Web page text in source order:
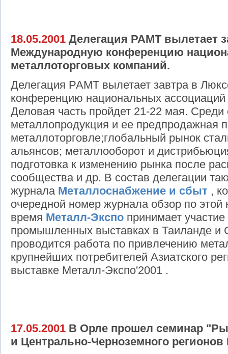
18.05.2001 Делегация РАМТ вылетает
Международную конференцию
металлоторговых компаний.
Делегация РАМТ вылетает завтра в
конференцию национальных
Деловая часть пройдет 21-22 мая.
металлопродукция и ее предпродажная
металлоторговле;глобальный рынок
альянсов; металлооборот и
подготовка к изменению рынка после
сообщества и др. В состав делегации
журнала Металлоснабжение и сбыт ,
очередной номер журнала обзор по
время Металл-Экспо принимает
промышленных выставках в Таиланде и
проводится работа по привлечению
крупнейших потребителей Азиатского
выставке Металл-Экспо'2001 .
17.05.2001 В Орле прошел семинар
и Центрально-Черноземного